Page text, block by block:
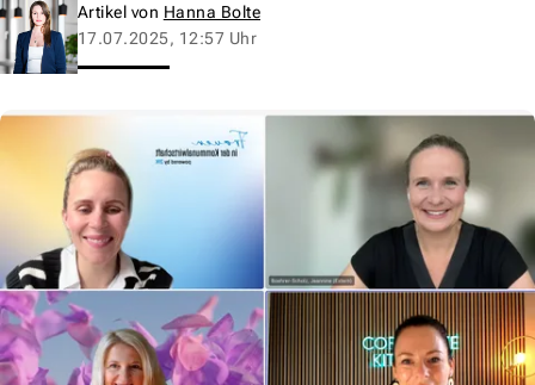
Artikel von Hanna Bolte
17.07.2025, 12:57 Uhr